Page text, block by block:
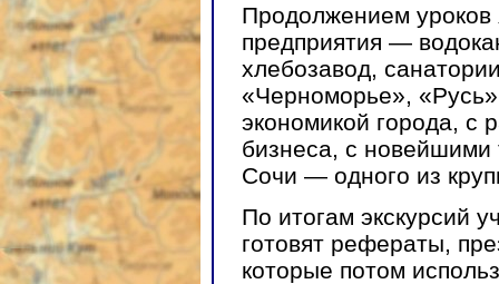
Продолжением уроков
предприятия —
хлебозавод,
«Черноморье»,
экономикой города, c
бизнеса, с новейшими
Сочи — одного из
По итогам экскурсий
готовят рефераты,
которые потом